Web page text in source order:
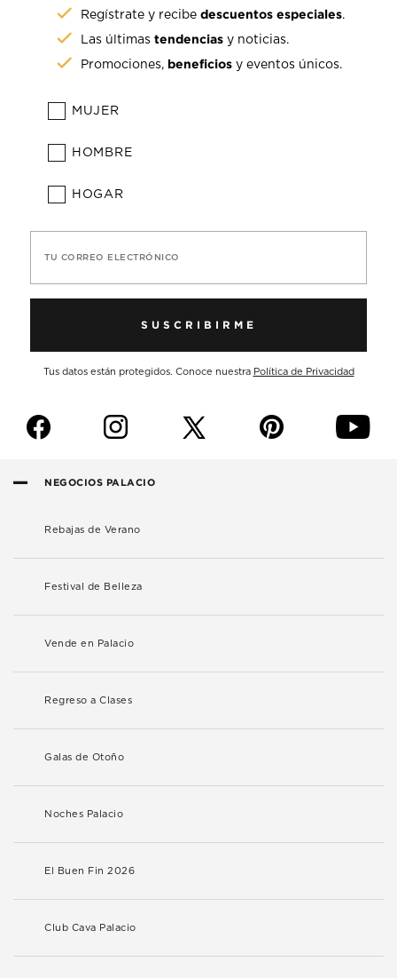
Regístrate y recibedescuentos especiales.
Las últimastendencias y noticias.
Promociones, beneficios y eventos únicos.
MUJER
HOMBRE
HOGAR
TU CORREO ELECTRÓNICO
SUSCRIBIRME
Tus datos están protegidos. Conoce nuestra Política de Privacidad
f i p y
NEGOCIOS PALACIO
Rebajas de Verano
Festival de Belleza
Vende en Palacio
Regreso a Clases
Galas de Otoño
Noches Palacio
El Buen Fin 2026
Club Cava Palacio